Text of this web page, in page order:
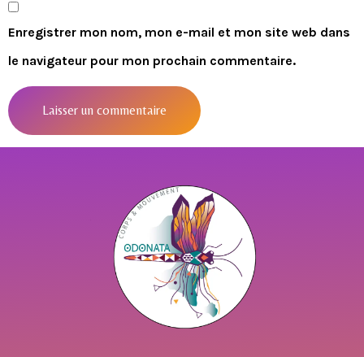
Enregistrer mon nom, mon e-mail et mon site web dans
le navigateur pour mon prochain commentaire.